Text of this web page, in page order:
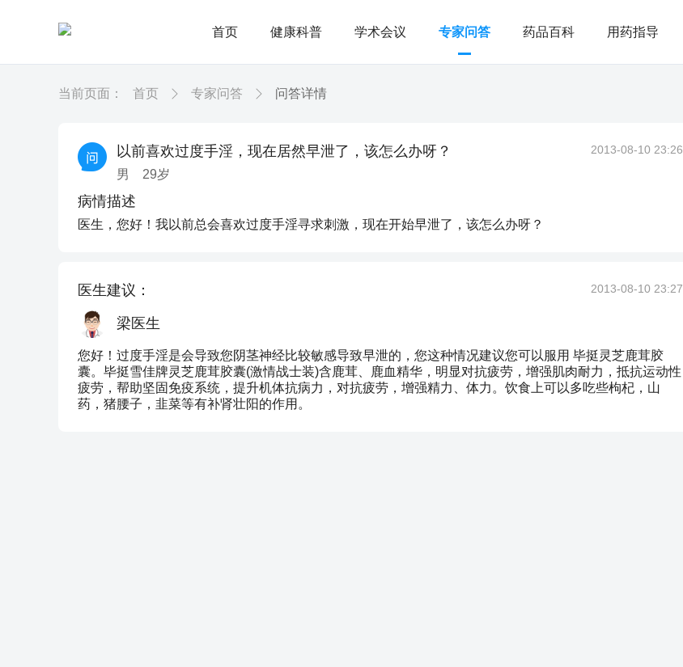
首页 健康科普 学术会议 专家问答 药品百科 用药指导
当前页面： 首页 专家问答 问答详情
以前喜欢过度手淫，现在居然早泄了，该怎么办呀？
男 29岁
2013-08-10 23:26
病情描述
医生，您好！我以前总会喜欢过度手淫寻求刺激，现在开始早泄了，该怎么办呀？
医生建议： 2013-08-10 23:27
梁医生
您好！过度手淫是会导致您阴茎神经比较敏感导致早泄的，您这种情况建议您可以服用 毕挺灵芝鹿茸胶
囊。毕挺雪佳牌灵芝鹿茸胶囊(激情战士装)含鹿茸、鹿血精华，明显对抗疲劳，增强肌肉耐力，抵抗运动性
疲劳，帮助坚固免疫系统，提升机体抗病力，对抗疲劳，增强精力、体力。饮食上可以多吃些枸杞，山
药，猪腰子，韭菜等有补肾壮阳的作用。